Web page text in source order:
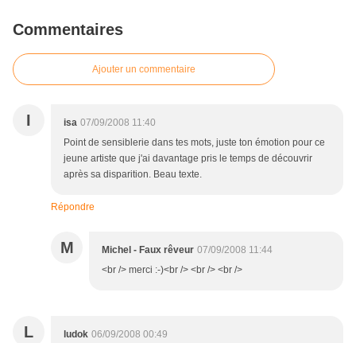
Commentaires
Ajouter un commentaire
I isa 07/09/2008 11:40
Point de sensiblerie dans tes mots, juste ton émotion pour ce
jeune artiste que j'ai davantage pris le temps de découvrir
après sa disparition. Beau texte.
Répondre
M Michel - Faux rêveur 07/09/2008 11:44
<br /> merci :-)<br /> <br /> <br />
L ludok 06/09/2008 00:49